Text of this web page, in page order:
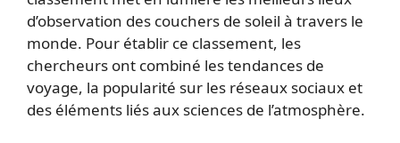
d’observation des couchers de soleil à travers le
monde. Pour établir ce classement, les
chercheurs ont combiné les tendances de
voyage, la popularité sur les réseaux sociaux et
des éléments liés aux sciences de l’atmosphère.